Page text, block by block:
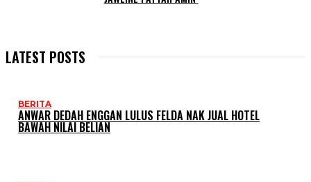
LATEST POSTS
BERITA
ANWAR DEDAH ENGGAN LULUS FELDA NAK JUAL HOTEL
BAWAH NILAI BELIAN